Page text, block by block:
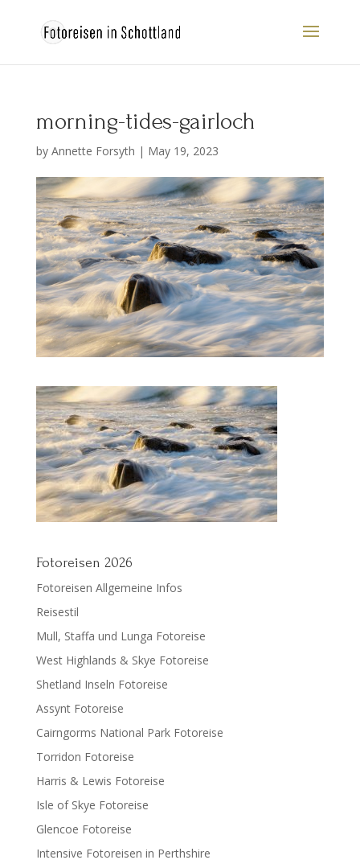
morning-tides-gairloch
by Annette Forsyth | May 19, 2023
Fotoreisen 2026
Fotoreisen Allgemeine Infos
Reisestil
Mull, Staffa und Lunga Fotoreise
West Highlands & Skye Fotoreise
Shetland Inseln Fotoreise
Assynt Fotoreise
Cairngorms National Park Fotoreise
Torridon Fotoreise
Harris & Lewis Fotoreise
Isle of Skye Fotoreise
Glencoe Fotoreise
Intensive Fotoreisen in Perthshire